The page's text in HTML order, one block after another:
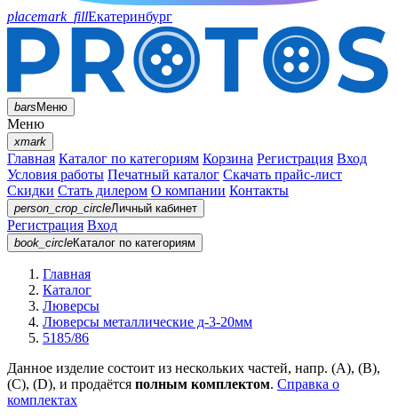
placemark_fillЕкатеринбург
barsМеню
Меню
xmark
Главная Каталог по категориям Корзина Регистрация Вход
Условия работы Печатный каталог Скачать прайс-лист
Скидки Стать дилером О компании Контакты
person_crop_circleЛичный кабинет
Регистрация Вход
book_circleКаталог по категориям
Главная
Каталог
Люверсы
Люверсы металлические д-3-20мм
5185/86
Данное изделие состоит из нескольких частей, напр. (А), (B),
(С), (D), и продаётся полным комплектом. Справка о
комплектах